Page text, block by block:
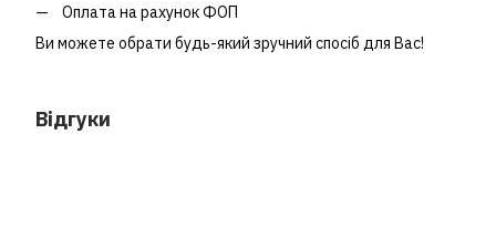
Оплата на рахунок ФОП
Ви можете обрати будь-який зручний спосіб для Вас!
Відгуки